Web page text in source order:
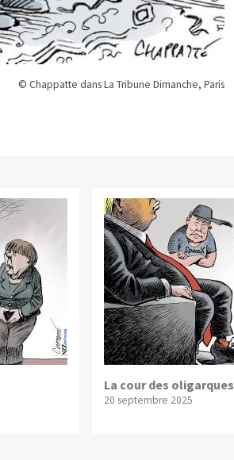
© Chappatte dans La Tribune Dimanche, Paris
La cour des oligarques
20 septembre 2025